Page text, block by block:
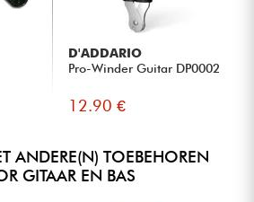
D'ADDARIO
Pro-Winder Guitar DP0002
12.90 €
ANDERE(N) TOEBEHOREN
GITAAR EN BAS